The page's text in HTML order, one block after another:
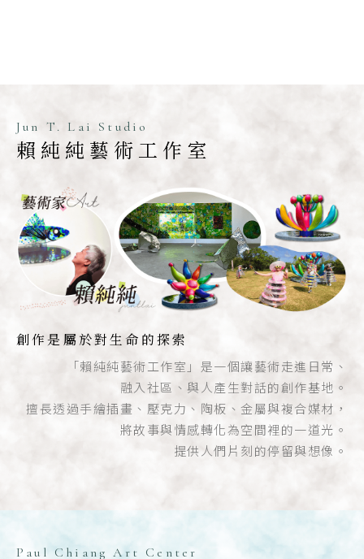
Jun T. Lai Studio
賴純純藝術工作室
創作是屬於對生命的探索
「賴純純藝術工作室」是一個讓藝術走進日常、
融入社區、與人產生對話的創作基地。
擅長透過手繪插畫、壓克力、陶板、金屬與複合媒材，
將故事與情感轉化為空間裡的一道光。
提供人們片刻的停留與想像。
Paul Chiang Art Center